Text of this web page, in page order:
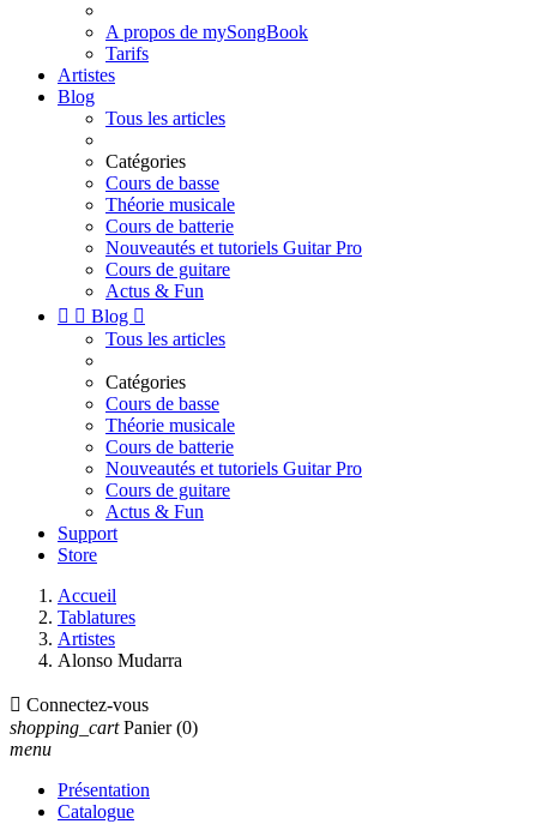
A propos de mySongBook
Tarifs
Artistes
Blog
Tous les articles
Catégories
Cours de basse
Théorie musicale
Cours de batterie
Nouveautés et tutoriels Guitar Pro
Cours de guitare
Actus & Fun
  Blog 
Tous les articles
Catégories
Cours de basse
Théorie musicale
Cours de batterie
Nouveautés et tutoriels Guitar Pro
Cours de guitare
Actus & Fun
Support
Store
Accueil
Tablatures
Artistes
Alonso Mudarra
 Connectez-vous
shopping_cart Panier (0)
menu
Présentation
Catalogue